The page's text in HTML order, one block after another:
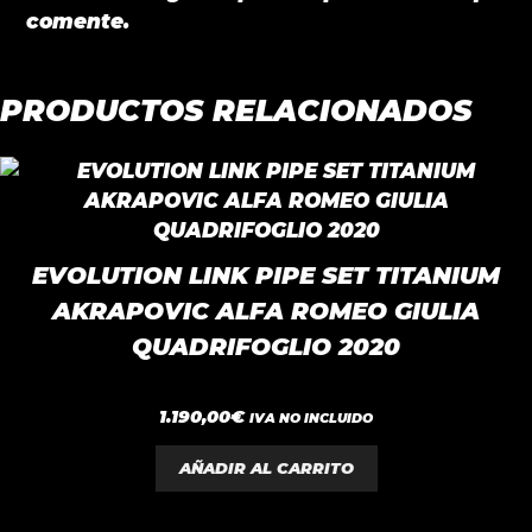
comente.
PRODUCTOS RELACIONADOS
EVOLUTION LINK PIPE SET TITANIUM
AKRAPOVIC ALFA ROMEO GIULIA
QUADRIFOGLIO 2020
0
d
e
5
1.190,00€ IVA NO INCLUIDO
AÑADIR AL CARRITO